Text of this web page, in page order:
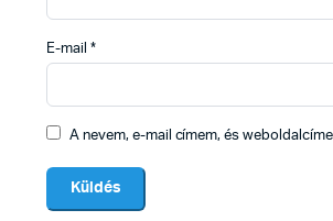
E-mail *
A nevem, e-mail címem, és